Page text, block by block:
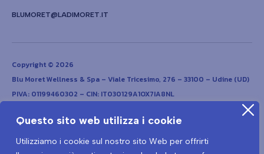
Questo sito web utilizza i cookie
Utilizziamo i cookie sul nostro sito Web per offrirti
BLUMORET@LADIMORET.IT
Copyright © 2026
Blu Moret Wellness & Spa – Viale Tricesimo, 276 – 33100 – Udine (UD)
PIVA: 01199460302 – CIN: IT030129A1OX7IA8NL